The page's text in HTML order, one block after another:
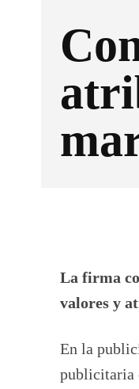
La firma
valores y
En la
publicitaria